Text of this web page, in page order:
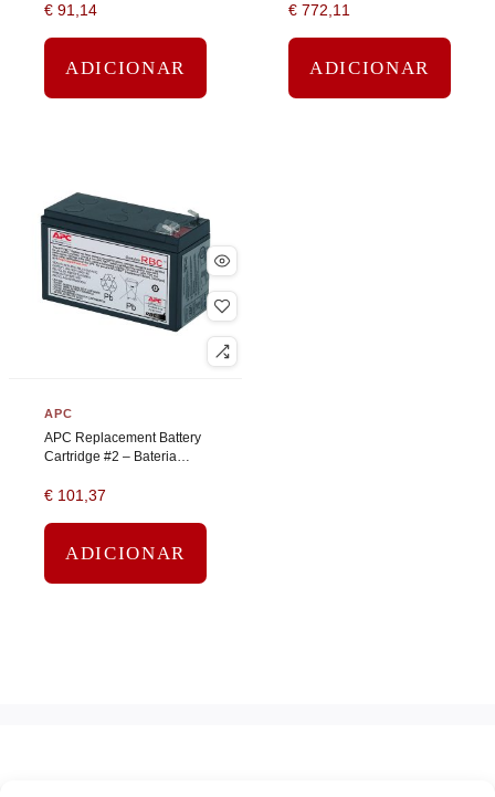
– 2 m – preto
€ 91,14
ADICIONAR
de chumbo – preto
€ 772,11
ADICIONAR
APC
APC Replacement Battery
Cartridge #2 – Bateria
de chumbo – preto
€ 101,37
ADICIONAR